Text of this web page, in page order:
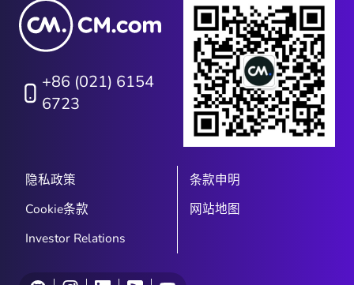
+86 (021) 6154
6723
隐私政策
条款申明
Cookie条款
网站地图
Investor Relations